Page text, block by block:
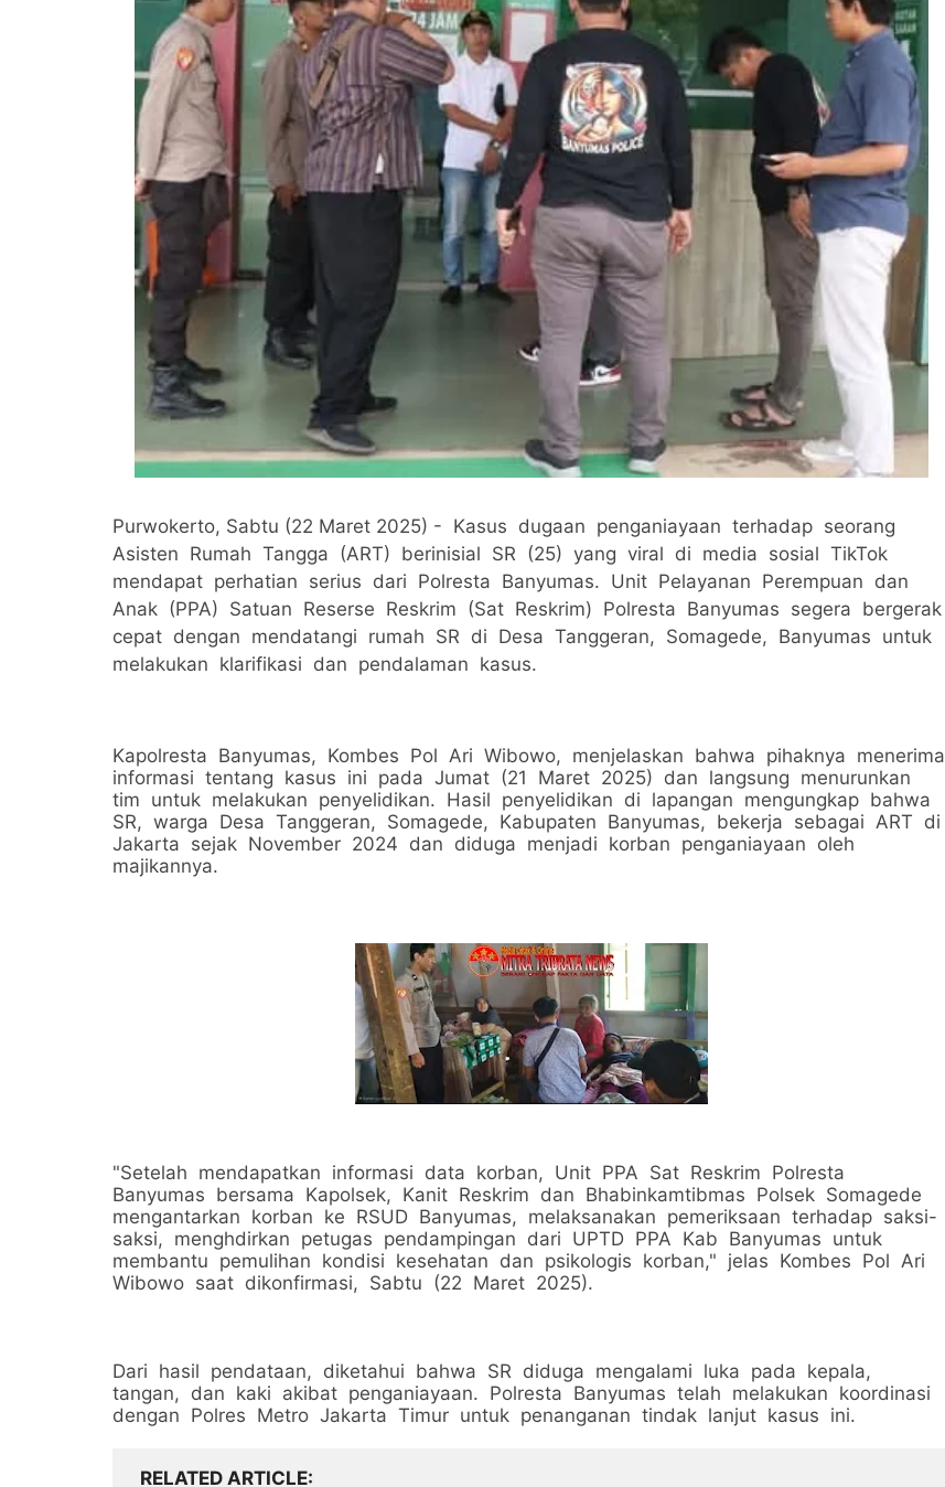
Purwokerto, Sabtu (22 Maret 2025) - Kasus dugaan penganiayaan terhadap seorang
Asisten Rumah Tangga (ART) berinisial SR (25) yang viral di media sosial TikTok
mendapat perhatian serius dari Polresta Banyumas. Unit Pelayanan Perempuan dan
Anak (PPA) Satuan Reserse Reskrim (Sat Reskrim) Polresta Banyumas segera bergerak
cepat dengan mendatangi rumah SR di Desa Tanggeran, Somagede, Banyumas untuk
melakukan klarifikasi dan pendalaman kasus.
Kapolresta Banyumas, Kombes Pol Ari Wibowo, menjelaskan bahwa pihaknya menerima
informasi tentang kasus ini pada Jumat (21 Maret 2025) dan langsung menurunkan
tim untuk melakukan penyelidikan. Hasil penyelidikan di lapangan mengungkap bahwa
SR, warga Desa Tanggeran, Somagede, Kabupaten Banyumas, bekerja sebagai ART di
Jakarta sejak November 2024 dan diduga menjadi korban penganiayaan oleh
majikannya.
"Setelah mendapatkan informasi data korban, Unit PPA Sat Reskrim Polresta
Banyumas bersama Kapolsek, Kanit Reskrim dan Bhabinkamtibmas Polsek Somagede
mengantarkan korban ke RSUD Banyumas, melaksanakan pemeriksaan terhadap saksi-
saksi, menghdirkan petugas pendampingan dari UPTD PPA Kab Banyumas untuk
membantu pemulihan kondisi kesehatan dan psikologis korban," jelas Kombes Pol Ari
Wibowo saat dikonfirmasi, Sabtu (22 Maret 2025).
Dari hasil pendataan, diketahui bahwa SR diduga mengalami luka pada kepala,
tangan, dan kaki akibat penganiayaan. Polresta Banyumas telah melakukan koordinasi
dengan Polres Metro Jakarta Timur untuk penanganan tindak lanjut kasus ini.
RELATED ARTICLE